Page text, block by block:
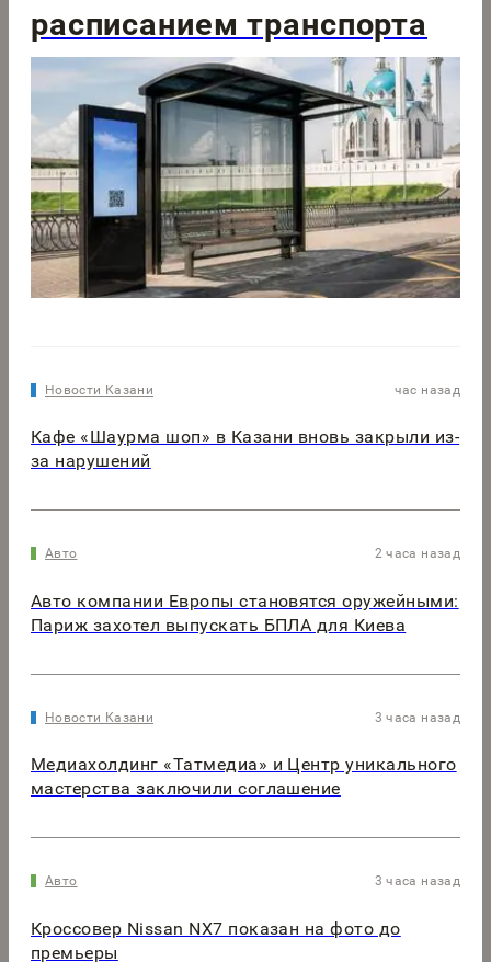
расписанием транспорта
Новости Казани час назад
Кафе «Шаурма шоп» в Казани вновь закрыли из-
за нарушений
Авто 2 часа назад
Авто компании Европы становятся оружейными:
Париж захотел выпускать БПЛА для Киева
Новости Казани 3 часа назад
Медиахолдинг «Татмедиа» и Центр уникального
мастерства заключили соглашение
Авто 3 часа назад
Кроссовер Nissan NX7 показан на фото до
премьеры